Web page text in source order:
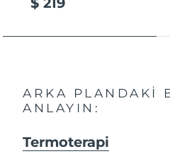
ARKA PLANDAKI
ANLAYIN:
Termoterapi